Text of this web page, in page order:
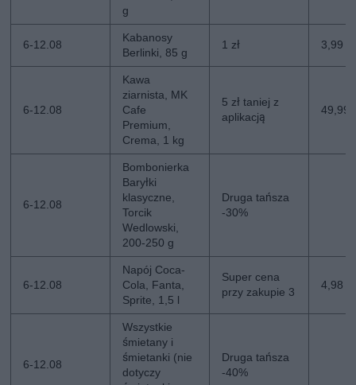
g
6-12.08
Kabanosy
Berlinki, 85 g
1 zł 3,99
6-12.08
Kawa
ziarnista, MK
Cafe
Premium,
Crema, 1 kg
5 zł taniej z
aplikacją
49,99
6-12.08
Bombonierka
Baryłki
klasyczne,
Torcik
Wedlowski,
200-250 g
Druga tańsza
-30%
6-12.08
Napój Coca-
Cola, Fanta,
Sprite, 1,5 l
Super cena
przy zakupie 3
4,98
6-12.08
Wszystkie
śmietany i
śmietanki (nie
dotyczy
Druga tańsza
-40%